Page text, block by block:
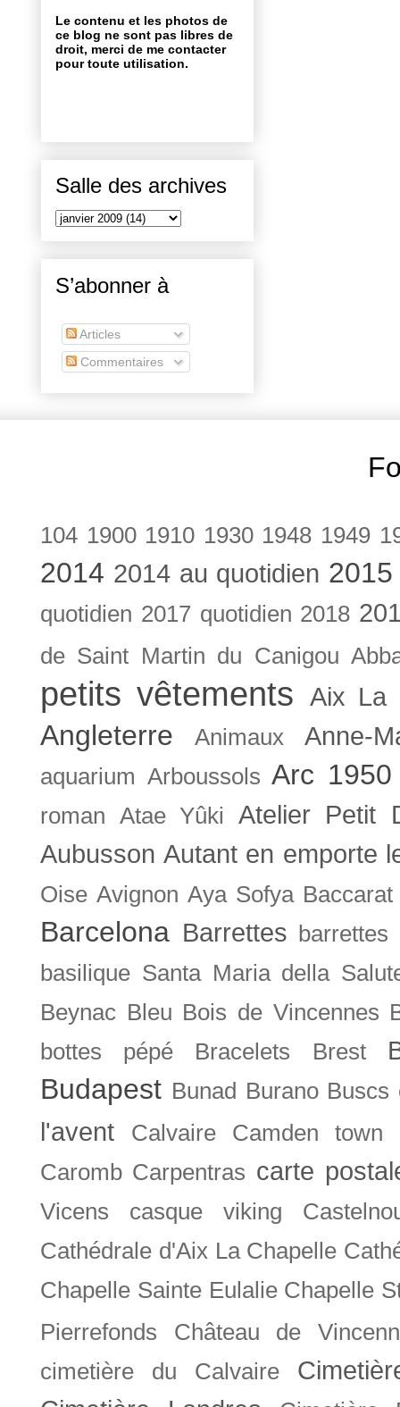
Le contenu et les photos de
ce blog ne sont pas libres de
droit, merci de me contacter
pour toute utilisation.
Salle des archives
S’abonner à
Articles
Commentaires
104 1900 1910 1930 1948 1949
2014 2014 au quotidien
quotidien 2017 quotidien 2018
de Saint Martin du Canigou
petits vêtements Aix La
Angleterre Animaux Anne-
aquarium Arboussols Arc 1950
roman Atae Yûki
Atelier Petit
Aubusson Autant en emporte
Oise Avignon Aya Sofya Baccarat
Barcelona Barrettes barrettes
basilique Santa Maria della
Beynac Bleu Bois de Vincennes
bottes pépé
Bracelets Brest
Budapest Bunad Burano Buscs
l'avent Calvaire Camden town
Caromb Carpentras carte
Vicens casque viking
Cathédrale d'Aix La Chapelle
Chapelle Sainte Eulalie Chapelle
Pierrefonds
Château de
cimetière du Calvaire